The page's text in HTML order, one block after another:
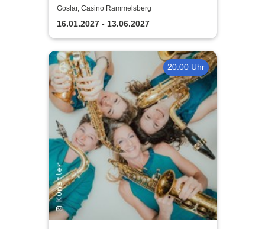
Polterabendkiller
Goslar, Casino Rammelsberg
16.01.2027 - 13.06.2027
20:00 Uhr